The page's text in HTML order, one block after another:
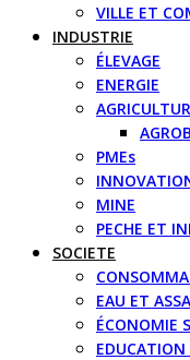
VILLE ET
INDUSTRIE
ÉLEVAGE
ENERGIE
PMEs
MINE
PECHE ET
SOCIETE
EAU ET
ÉCONOMIE